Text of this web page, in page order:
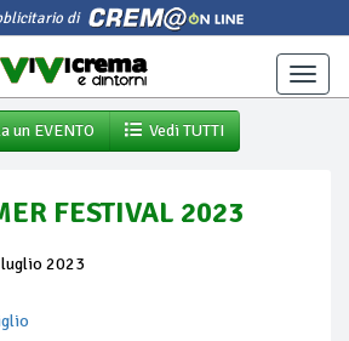
di
Toggle
un EVENTO
Vedi TUTTI
FESTIVAL 2023
2023